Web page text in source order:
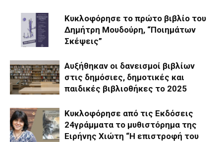
Κυκλοφόρησε το πρώτο βιβλίο του
Δημήτρη Μουδούρη, “Ποιημάτων
Σκέψεις”
Αυξήθηκαν οι δανεισμοί βιβλίων
στις δημόσιες, δημοτικές και
παιδικές βιβλιοθήκες το 2025
Κυκλοφόρησε από τις Εκδόσεις
24γράμματα το μυθιστόρημα της
Ειρήνης Χιώτη “Η επιστροφή του